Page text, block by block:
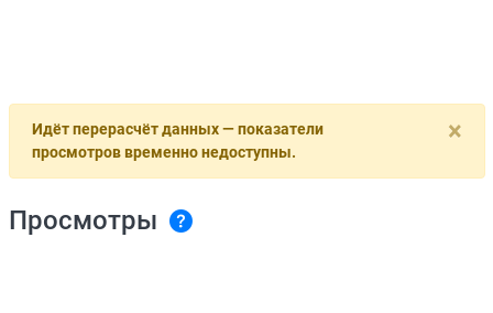
×
Идёт перерасчёт данных — показатели
просмотров временно недоступны.
Просмотры